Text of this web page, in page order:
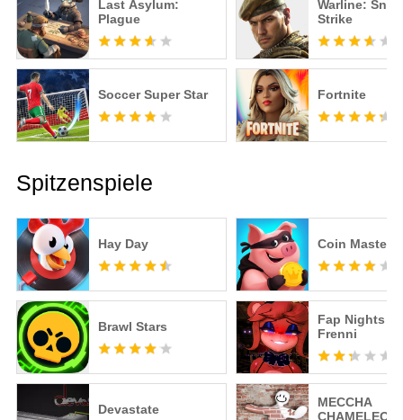
Last Asylum:
Plague
Warline:
Strike
Soccer Super Star Fortnite
Spitzenspiele
Hay Day
Brawl Stars
Devastate
Coin Master
Fap Nights at
Frenni
MECCHA
CHAMELEON